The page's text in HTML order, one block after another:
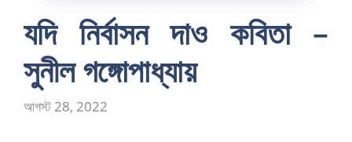
যদি নির্বাসন দাও কবিতা –
সুনীল গঙ্গোপাধ্যায়
আগস্ট 28, 2022